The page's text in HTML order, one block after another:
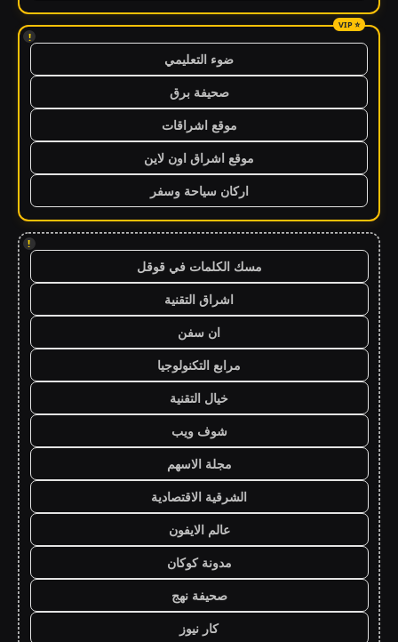
!
ضوء التعليمي
صحيفة برق
موقع اشراقات
موقع اشراق اون لاين
اركان سياحة وسفر
!
مسك الكلمات في قوقل
اشراق التقنية
ان سفن
مرابع التكنولوجيا
خيال التقنية
شوف ويب
مجلة الاسهم
الشرقية الاقتصادية
عالم الايفون
مدونة كوكان
صحيفة نهج
كار نيوز